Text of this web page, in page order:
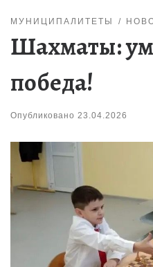
МУНИЦИПАЛИТЕТЫ
Шахматы:
победа!
Опубликовано 23.04.2026